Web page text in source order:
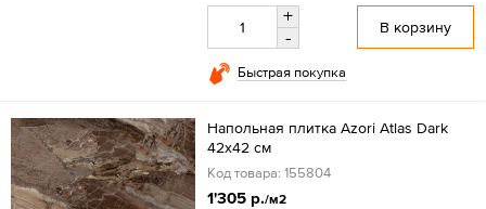
+
-
В корзину
Быстрая покупка
Напольная плитка Azori Atlas Dark
42х42 см
Код товара: 155804
1'305 р./м2